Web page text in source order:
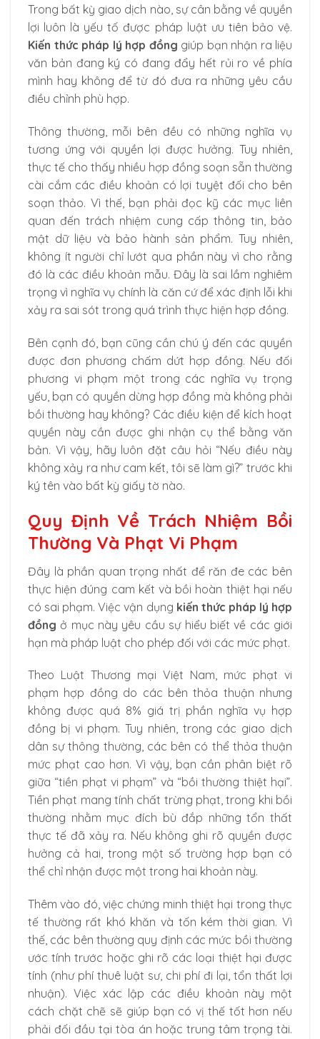
Trong bất kỳ giao dịch nào, sự cân bằng về quyền
lợi luôn là yếu tố được pháp luật ưu tiên bảo vệ.
Kiến thức pháp lý hợp đồng giúp bạn nhận ra liệu
văn bản đang ký có đang đẩy hết rủi ro về phía
mình hay không để từ đó đưa ra những yêu cầu
điều chỉnh phù hợp.
Thông thường, mỗi bên đều có những nghĩa vụ
tương ứng với quyền lợi được hưởng. Tuy nhiên,
thực tế cho thấy nhiều hợp đồng soạn sẵn thường
cài cắm các điều khoản có lợi tuyệt đối cho bên
soạn thảo. Vì thế, bạn phải đọc kỹ các mục liên
quan đến trách nhiệm cung cấp thông tin, bảo
mật dữ liệu và bảo hành sản phẩm. Tuy nhiên,
không ít người chỉ lướt qua phần này vì cho rằng
đó là các điều khoản mẫu. Đây là sai lầm nghiêm
trọng vì nghĩa vụ chính là căn cứ để xác định lỗi khi
xảy ra sai sót trong quá trình thực hiện hợp đồng.
Bên cạnh đó, bạn cũng cần chú ý đến các quyền
được đơn phương chấm dứt hợp đồng. Nếu đối
phương vi phạm một trong các nghĩa vụ trọng
yếu, bạn có quyền dừng hợp đồng mà không phải
bồi thường hay không? Các điều kiện để kích hoạt
quyền này cần được ghi nhận cụ thể bằng văn
bản. Vì vậy, hãy luôn đặt câu hỏi “Nếu điều này
không xảy ra như cam kết, tôi sẽ làm gì?” trước khi
ký tên vào bất kỳ giấy tờ nào.
Quy Định Về Trách Nhiệm Bồi
Thường Và Phạt Vi Phạm
Đây là phần quan trọng nhất để răn đe các bên
thực hiện đúng cam kết và bồi hoàn thiệt hại nếu
có sai phạm. Việc vận dụng kiến thức pháp lý hợp
đồng ở mục này yêu cầu sự hiểu biết về các giới
hạn mà pháp luật cho phép đối với các mức phạt.
Theo Luật Thương mại Việt Nam, mức phạt vi
phạm hợp đồng do các bên thỏa thuận nhưng
không được quá 8% giá trị phần nghĩa vụ hợp
đồng bị vi phạm. Tuy nhiên, trong các giao dịch
dân sự thông thường, các bên có thể thỏa thuận
mức phạt cao hơn. Vì vậy, bạn cần phân biệt rõ
giữa “tiền phạt vi phạm” và “bồi thường thiệt hại”.
Tiền phạt mang tính chất trừng phạt, trong khi bồi
thường nhằm mục đích bù đắp những tổn thất
thực tế đã xảy ra. Nếu không ghi rõ quyền được
hưởng cả hai, trong một số trường hợp bạn có
thể chỉ nhận được một trong hai khoản này.
Thêm vào đó, việc chứng minh thiệt hại trong thực
tế thường rất khó khăn và tốn kém thời gian. Vì
thế, các bên thường quy định các mức bồi thường
ước tính trước hoặc ghi rõ các loại thiệt hại được
tính (như phí thuê luật sư, chi phí đi lại, tổn thất lợi
nhuận). Việc xác lập các điều khoản này một
cách chặt chẽ sẽ giúp bạn có vị thế tốt hơn nếu
phải đối đầu tại tòa án hoặc trung tâm trọng tài.